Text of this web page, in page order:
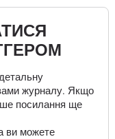
вами журналу. Якщо
посилання ще
ви можете